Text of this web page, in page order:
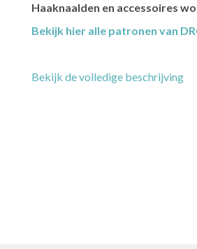
Haaknaalden en accessoires
Bekijk hier alle patronen van
Bekijk de volledige beschrijving